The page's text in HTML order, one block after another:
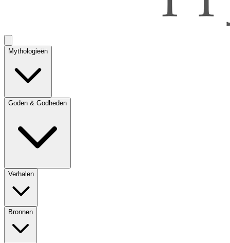
Mythologieën
Goden & Godheden
Verhalen
Bronnen